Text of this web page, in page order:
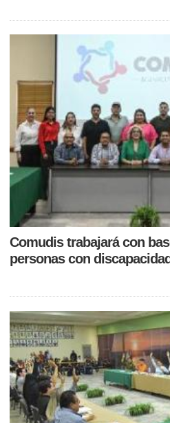
Comudis trabajará con
personas con discapacidad